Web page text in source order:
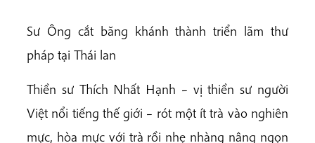
Sư Ông cắt băng khánh thành triển lãm thư
pháp tại Thái lan
Thiền sư Thích Nhất Hạnh – vị thiền sư người
Việt nổi tiếng thế giới – rót một ít trà vào nghiên
mực, hòa mực với trà rồi nhẹ nhàng nâng ngọn